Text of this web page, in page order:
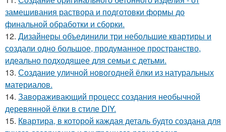
замешивания раствора и подготовки формы до
финальной обработки и сборки.
12. Дизайнеры объединили три небольшие квартиры и
создали одно большое, продуманное пространство,
идеально подходящее для семьи с детьми.
13. Создание уличной новогодней ёлки из натуральных
материалов.
14. Завораживающий процесс создания необычной
деревянной ёлки в стиле DIY.
15. Квартира, в которой каждая деталь будто создана для